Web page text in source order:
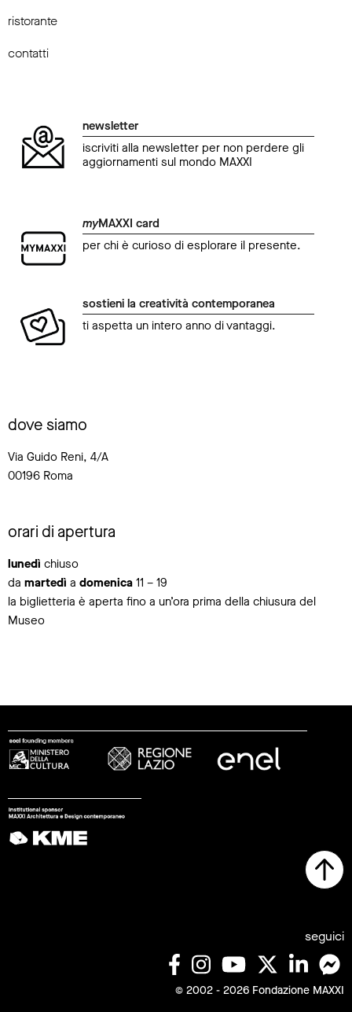
ristorante
contatti
newsletter
iscriviti alla newsletter per non perdere gli
aggiornamenti sul mondo MAXXI
myMAXXI card
per chi è curioso di esplorare il presente.
sostieni la creatività contemporanea
ti aspetta un intero anno di vantaggi.
dove siamo
Via Guido Reni, 4/A
00196 Roma
orari di apertura
lunedì chiuso
da martedì a domenica 11 – 19
la biglietteria è aperta fino a un’ora prima della chiusura del
Museo
seguici
© 2002 - 2026 Fondazione MAXXI